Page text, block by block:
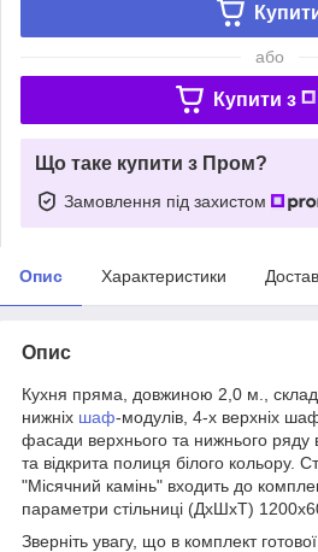
або
Купити з
Що таке купити з Пром?
Замовлення під захистом
Опис Характеристики
Опис
Кухня пряма, довжиною 2,0 м.,
нижніх шаф-модулів, 4-х верхніх
фасади верхнього та нижнього ряду
та відкрита полиця білого кольору.
"Місячний камінь" входить до
параметри стільниці (ДхШхТ)
Зверніть увагу, що в комплект готової